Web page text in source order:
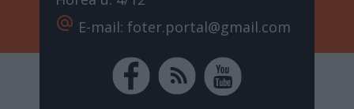
alternate_email E-mail: foter.portal@gmail.com